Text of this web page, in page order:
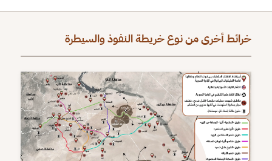
خرائط أخرى من نوع خريطة النفوذ والسيطرة